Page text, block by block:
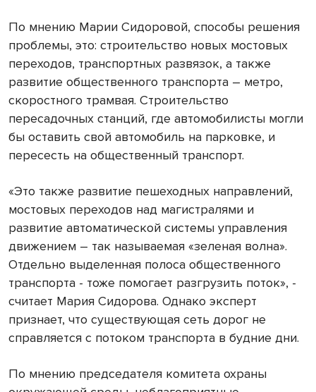
По мнению Марии Сидоровой, способы решения
проблемы, это: строительство новых мостовых
переходов, транспортных развязок, а также
развитие общественного транспорта – метро,
скоростного трамвая. Строительство
пересадочных станций, где автомобилисты могли
бы оставить свой автомобиль на парковке, и
пересесть на общественный транспорт.
«Это также развитие пешеходных направлений,
мостовых переходов над магистралями и
развитие автоматической системы управления
движением – так называемая «зеленая волна».
Отдельно выделенная полоса общественного
транспорта - тоже помогает разгрузить поток», -
считает Мария Сидорова. Однако эксперт
признает, что существующая сеть дорог не
справляется с потоком транспорта в будние дни.
По мнению председателя комитета охраны